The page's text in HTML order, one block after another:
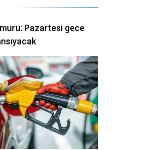
Pazartesi gece